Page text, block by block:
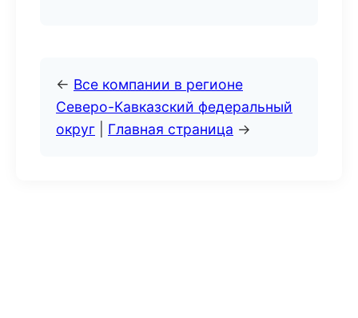
← Все компании в регионе
Северо-Кавказский федеральный
округ
Главная страница →